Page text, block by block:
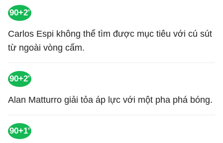
90+2'
Carlos Espi không thể tìm được mục tiêu với cú sút
từ ngoài vòng cấm.
90+2'
Alan Matturro giải tỏa áp lực với một pha phá bóng.
90+1'